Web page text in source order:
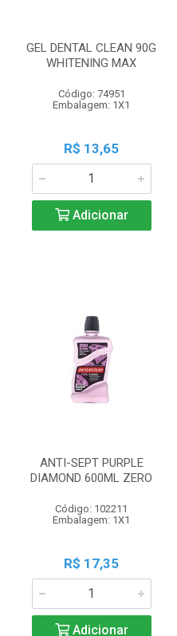
GEL DENTAL CLEAN 90G
WHITENING MAX
Código: 74951
Embalagem: 1X1
R$ 13,65
Adicionar
ANTI-SEPT PURPLE
DIAMOND 600ML ZERO
Código: 102211
Embalagem: 1X1
R$ 17,35
Adicionar